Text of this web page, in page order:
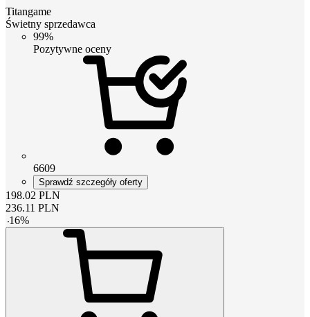
Titangame
Świetny sprzedawca
99%
Pozytywne oceny
6609
Sprawdź szczegóły oferty
198.02 PLN
236.11 PLN
-16%